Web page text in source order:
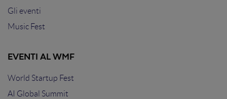
Gli eventi
Music Fest
EVENTI AL WMF
World Startup Fest
AI Global Summit